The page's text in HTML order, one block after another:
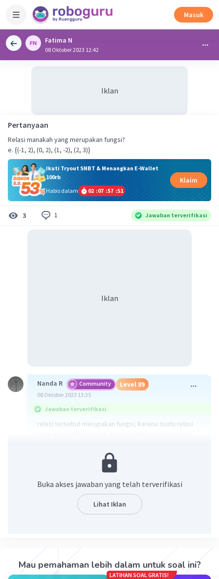
Masuk
Fatima N
08 Oktober 2023 12:42
Iklan
Pertanyaan
Relasi manakah yang merupakan fungsi?
e. {(-1, 2), (0, 2), (1, -2), (2, 3)}
Ikuti Tryout SNBT & Menangkan E-Wallet
100rb
Habis dalam
02 :07 :57 :51
Klaim
3 1 Jawaban terverifikasi
Iklan
Nanda R Community Level 89
08 Oktober 2023 13:35
Jawaban terverifikasi
relasi tersebut merupakan fungsi, karena suatu relasi
satu anggota himpunan lain yang disebut daerah kawan
Beri Rating·0.0(0) Balas
Iklan
Buka akses jawaban yang telah terverifikasi
Lihat Iklan
Mau pemahaman lebih dalam untuk soal ini?
LATIHAN SOAL GRATIS!